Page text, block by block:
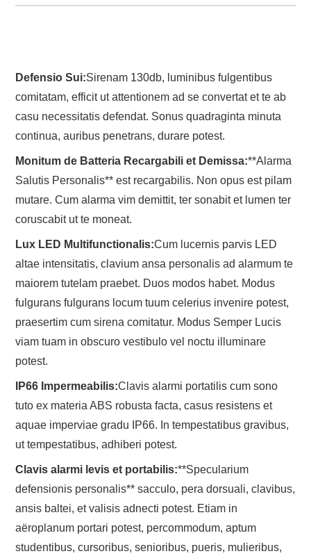
Defensio Sui:Sirenam 130db, luminibus fulgentibus
comitatam, efficit ut attentionem ad se convertat et te ab
casu necessitatis defendat. Sonus quadraginta minuta
continua, auribus penetrans, durare potest.
Monitum de Batteria Recargabili et Demissa:**Alarma
Salutis Personalis** est recargabilis. Non opus est pilam
mutare. Cum alarma vim demittit, ter sonabit et lumen ter
coruscabit ut te moneat.
Lux LED Multifunctionalis:Cum lucernis parvis LED
altae intensitatis, clavium ansa personalis ad alarmum te
maiorem tutelam praebet. Duos modos habet. Modus
fulgurans fulgurans locum tuum celerius invenire potest,
praesertim cum sirena comitatur. Modus Semper Lucis
viam tuam in obscuro vestibulo vel noctu illuminare
potest.
IP66 Impermeabilis:Clavis alarmi portatilis cum sono
tuto ex materia ABS robusta facta, casus resistens et
aquae imperviae gradu IP66. In tempestatibus gravibus,
ut tempestatibus, adhiberi potest.
Clavis alarmi levis et portabilis:**Specularium
defensionis personalis** sacculo, pera dorsuali, clavibus,
ansis baltei, et valisis adnecti potest. Etiam in
aëroplanum portari potest, percommodum, aptum
studentibus, cursoribus, senioribus, pueris, mulieribus,